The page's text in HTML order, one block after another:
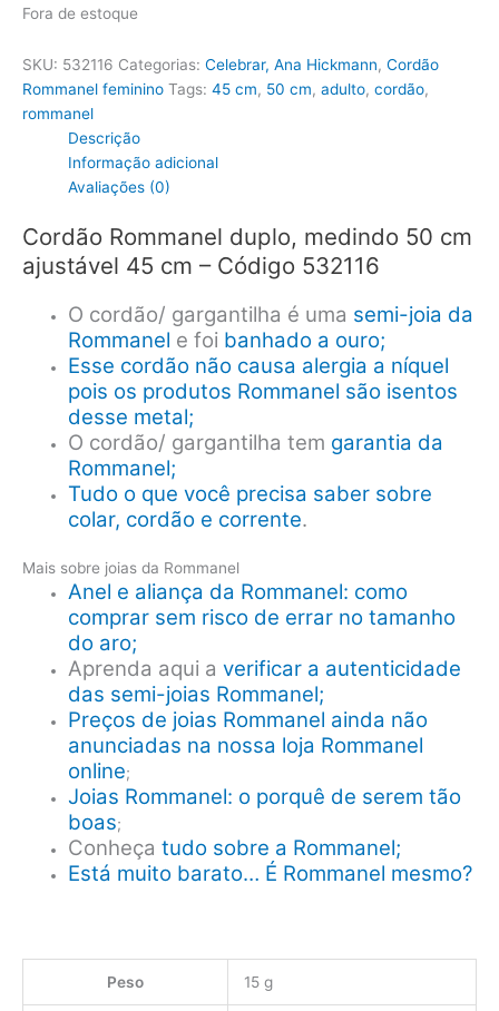
Fora de estoque
SKU: 532116 Categorias: Celebrar, Ana Hickmann, Cordão
Rommanel feminino Tags: 45 cm, 50 cm, adulto, cordão,
rommanel
Descrição
Informação adicional
Avaliações (0)
Cordão Rommanel duplo, medindo 50 cm
ajustável 45 cm – Código 532116
O cordão/ gargantilha é uma semi-joia da
Rommanel e foi banhado a ouro;
Esse cordão não causa alergia a níquel
pois os produtos Rommanel são isentos
desse metal;
O cordão/ gargantilha tem garantia da
Rommanel;
Tudo o que você precisa saber sobre
colar, cordão e corrente.
Mais sobre joias da Rommanel
Anel e aliança da Rommanel: como
comprar sem risco de errar no tamanho
do aro;
Aprenda aqui averificar a autenticidade
das semi-joias Rommanel;
Preços de joias Rommanel ainda não
anunciadas na nossa loja Rommanel
online;
Joias Rommanel: o porquê de serem tão
boas;
Conheçatudo sobre a Rommanel;
Está muito barato… É Rommanel mesmo?
Peso 15 g